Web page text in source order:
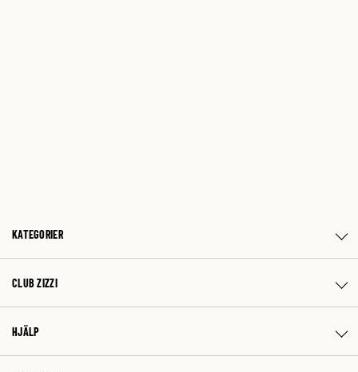
KATEGORIER
CLUB ZIZZI
HJÄLP